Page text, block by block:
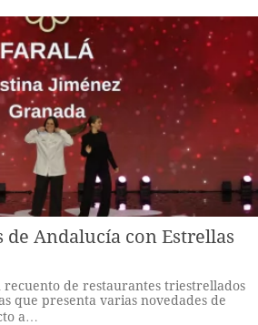
de Andalucía con Estrellas
recuento de restaurantes triestrellados
que presenta varias novedades de
a…